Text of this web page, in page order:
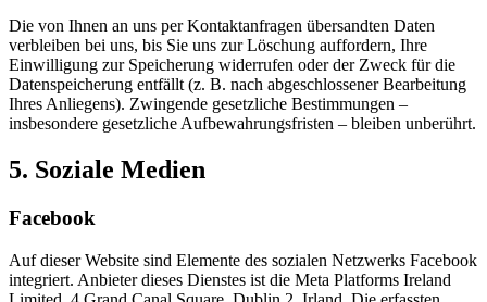
Die von Ihnen an uns per Kontaktanfragen übersandten Daten
verbleiben bei uns, bis Sie uns zur Löschung auffordern, Ihre
Einwilligung zur Speicherung widerrufen oder der Zweck für die
Datenspeicherung entfällt (z. B. nach abgeschlossener Bearbeitung
Ihres Anliegens). Zwingende gesetzliche Bestimmungen –
insbesondere gesetzliche Aufbewahrungsfristen – bleiben unberührt.
5. Soziale Medien
Facebook
Auf dieser Website sind Elemente des sozialen Netzwerks Facebook
integriert. Anbieter dieses Dienstes ist die Meta Platforms Ireland